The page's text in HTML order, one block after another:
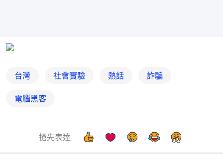
台灣 社會實驗 熱話 詐騙
電腦黑客
搶先表達